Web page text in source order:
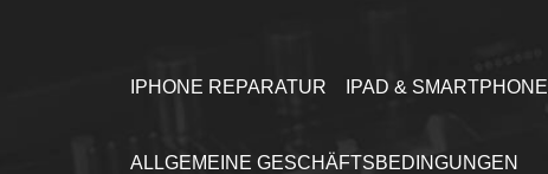
IPHONE REPARATUR IPAD & SMARTPHONE
ALLGEMEINE GESCHÄFTSBEDINGUNGEN